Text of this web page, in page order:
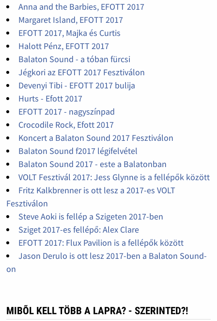
Anna and the Barbies, EFOTT 2017
Margaret Island, EFOTT 2017
EFOTT 2017, Majka és Curtis
Halott Pénz, EFOTT 2017
Balaton Sound - a tóban fürcsi
Jégkori az EFOTT 2017 Fesztiválon
Devenyi Tibi - EFOTT 2017 bulija
Hurts - Efott 2017
EFOTT 2017 - nagyszínpad
Crocodile Rock, Efott 2017
Koncert a Balaton Sound 2017 Fesztiválon
Balaton Sound f2017 légifelvétel
Balaton Sound 2017 - este a Balatonban
VOLT Fesztivál 2017: Jess Glynne is a fellépők között
Fritz Kalkbrenner is ott lesz a 2017-es VOLT
Fesztiválon
Steve Aoki is fellép a Szigeten 2017-ben
Sziget 2017-es fellépő: Alex Clare
EFOTT 2017: Flux Pavilion is a fellépők között
Jason Derulo is ott lesz 2017-ben a Balaton Sound-
on
MIBÕL KELL TÖBB A LAPRA? - SZERINTED?!